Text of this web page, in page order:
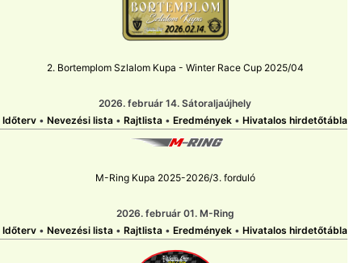
2. Bortemplom Szlalom Kupa - Winter Race Cup 2025/04
2026. február 14. Sátoraljaújhely
Időterv • Nevezési lista • Rajtlista • Eredmények • Hivatalos hirdetőtábla
M-Ring Kupa 2025-2026/3. forduló
2026. február 01. M-Ring
Időterv • Nevezési lista • Rajtlista • Eredmények • Hivatalos hirdetőtábla